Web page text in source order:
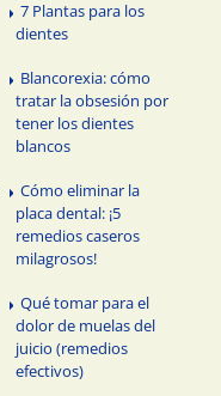
7 Plantas para los
dientes
Blancorexia: cómo
tratar la obsesión por
tener los dientes
blancos
Cómo eliminar la
placa dental: ¡5
remedios caseros
milagrosos!
Qué tomar para el
dolor de muelas del
juicio (remedios
efectivos)